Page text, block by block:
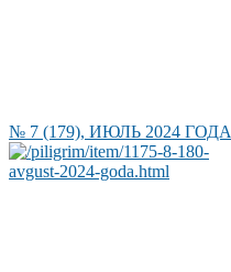
№ 7 (179), ИЮЛЬ 2024 ГОДА